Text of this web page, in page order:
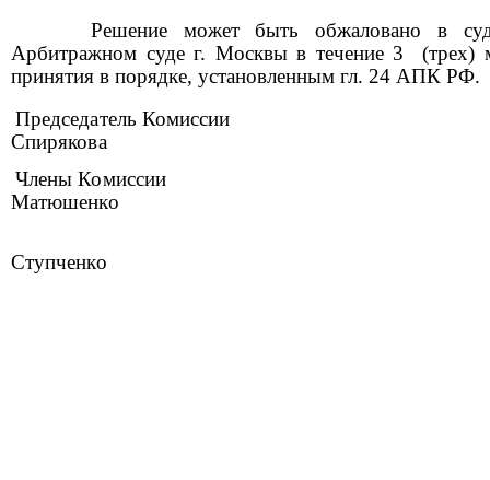
Решение может быть обжаловано в
Арбитражном суде г. Москвы в течение 3 (трех)
принятия в порядке, установленным гл. 24 АПК РФ.
Председатель
Спирякова
Члены Комиссии
Матюшенко
Ступченко